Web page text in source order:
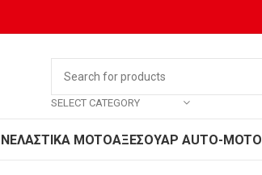
SELECT CATEGORY
ΕΛΑΣΤΙΚΑ MOTOΑΞΕΣΟΥΑΡ AUTO-MOTO